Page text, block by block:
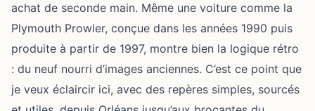
achat de seconde main. Même une voiture comme la
Plymouth Prowler, conçue dans les années 1990 puis
produite à partir de 1997, montre bien la logique rétro
: du neuf nourri d’images anciennes. C’est ce point que
je veux éclaircir ici, avec des repères simples, sourcés